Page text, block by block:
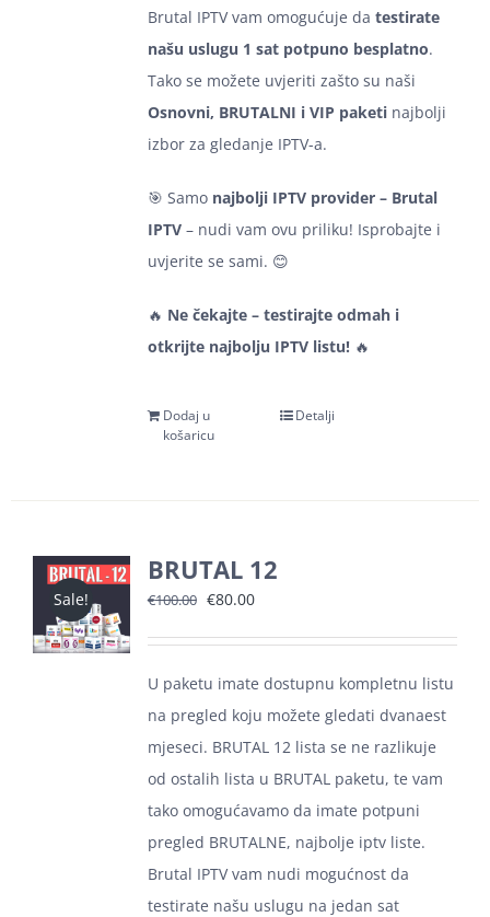
Brutal IPTV vam omogućuje da testirate
našu uslugu 1 sat potpuno besplatno.
Tako se možete uvjeriti zašto su naši
Osnovni, BRUTALNI i VIP paketinajbolji
izbor za gledanje IPTV-a.
🎯 Samo najbolji IPTV provider – Brutal
IPTV– nudi vam ovu priliku! Isprobajte i
uvjerite se sami. 😊
🔥 Ne čekajte – testirajte odmah i
otkrijte najbolju IPTV listu!🔥
Dodaj u
košaricu
Detalji
Sale!
BRUTAL 12
€100.00 Izvorna
je:
€100.00.
€80.00Trenutna
€80.00.
U paketu imate dostupnu kompletnu listu
na pregled koju možete gledati dvanaest
mjeseci. BRUTAL 12 lista se ne razlikuje
od ostalih lista u BRUTAL paketu, te vam
tako omogućavamo da imate potpuni
pregled BRUTALNE, najbolje iptv liste.
Brutal IPTV vam nudi mogućnost da
testirate našu uslugu na jedan sat